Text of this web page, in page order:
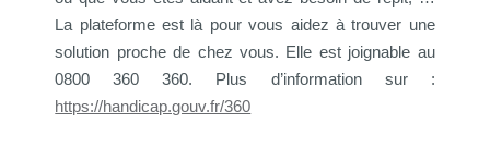
La plateforme est là pour vous aidez à trouver une
solution proche de chez vous. Elle est joignable au
0800 360 360. Plus d’information sur :
https://handicap.gouv.fr/360